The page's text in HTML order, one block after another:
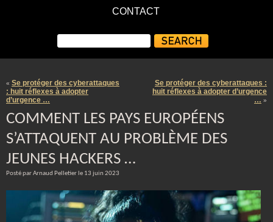
CONTACT
« Se protéger des cyberattaques
: huit réflexes à adopter
d’urgence …
Se protéger des cyberattaques :
huit réflexes à adopter d’urgence
… »
COMMENT LES PAYS EUROPÉENS
S’ATTAQUENT AU PROBLÈME DES
JEUNES HACKERS …
Posté par Arnaud Pelletier le 13 juin 2023